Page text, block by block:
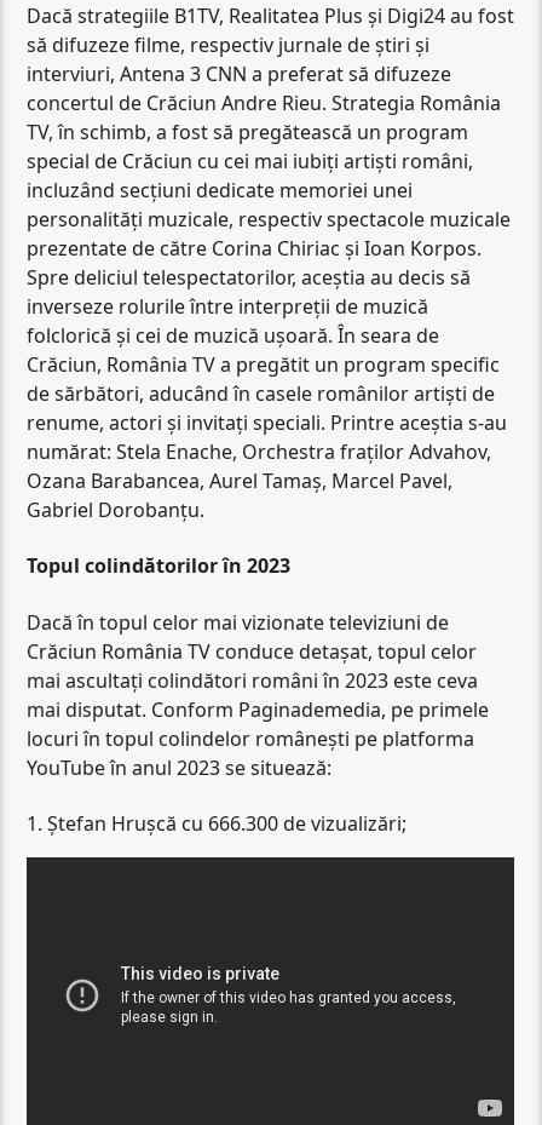
Dacă strategiile B1TV, Realitatea Plus și Digi24 au fost
să difuzeze filme, respectiv jurnale de știri și
interviuri, Antena 3 CNN a preferat să difuzeze
concertul de Crăciun Andre Rieu. Strategia România
TV, în schimb, a fost să pregătească un program
special de Crăciun cu cei mai iubiți artiști români,
incluzând secțiuni dedicate memoriei unei
personalități muzicale, respectiv spectacole muzicale
prezentate de către Corina Chiriac și Ioan Korpos.
Spre deliciul telespectatorilor, aceștia au decis să
inverseze rolurile între interpreții de muzică
folclorică și cei de muzică ușoară. În seara de
Crăciun, România TV a pregătit un program specific
de sărbători, aducând în casele românilor artiști de
renume, actori și invitați speciali. Printre aceștia s-au
numărat: Stela Enache, Orchestra fraților Advahov,
Ozana Barabancea, Aurel Tamaș, Marcel Pavel,
Gabriel Dorobanțu.
Topul colindătorilor în 2023
Dacă în topul celor mai vizionate televiziuni de
Crăciun România TV conduce detașat, topul celor
mai ascultați colindători români în 2023 este ceva
mai disputat. Conform Paginademedia, pe primele
locuri în topul colindelor românești pe platforma
YouTube în anul 2023 se situează:
1. Ștefan Hrușcă cu 666.300 de vizualizări;